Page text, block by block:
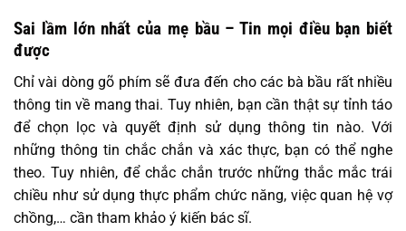
Sai lầm lớn nhất của mẹ bầu – Tin mọi điều bạn biết
được
Chỉ vài dòng gõ phím sẽ đưa đến cho các bà bầu rất nhiều
thông tin về mang thai. Tuy nhiên, bạn cần thật sự tỉnh táo
để chọn lọc và quyết định sử dụng thông tin nào. Với
những thông tin chắc chắn và xác thực, bạn có thể nghe
theo. Tuy nhiên, để chắc chắn trước những thắc mắc trái
chiều như sử dụng thực phẩm chức năng, việc quan hệ vợ
chồng,… cần tham khảo ý kiến bác sĩ.